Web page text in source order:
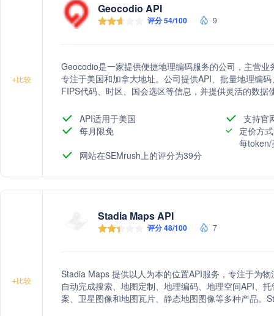
+比较
Geocodio API
评分 54/100 9
Geocodio是一家提供便捷地理编码服务的公司，主营
专注于美国和加拿大地址。公司提供API、批量地理编
FIPS代码、时区、国会选区等信息，并提供灵活的数据
API适用于美国
支持官
每月限免
定价方
每token/
网站在SEMrush上的评分为39分
+比较
Stadia Maps API
评分 48/100 7
Stadia Maps 提供以人为本的位置API服务，专注于为
自动完成搜索、地图定制、地理编码、地理空间API、
案、卫星图像和地图瓦片、静态地图图像等多种产品。